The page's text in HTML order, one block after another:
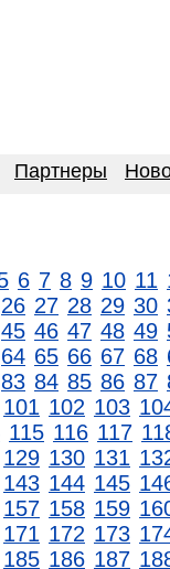
Партнеры
6 7 8 9 10 11
26 27 28 29 30
45 46 47 48 49
64 65 66 67 68
83 84 85 86 87
101 102 103
115 116 117
129 130 131
143 144 145
157 158 159
171 172 173
185 186 187